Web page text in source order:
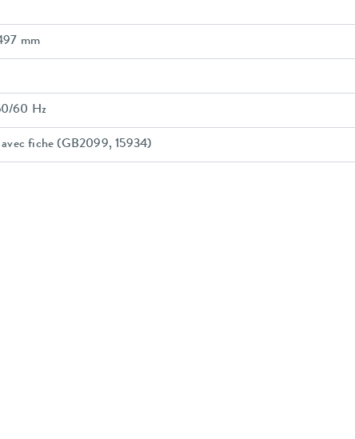
mm
60 Hz
fiche (GB2099, 15934)